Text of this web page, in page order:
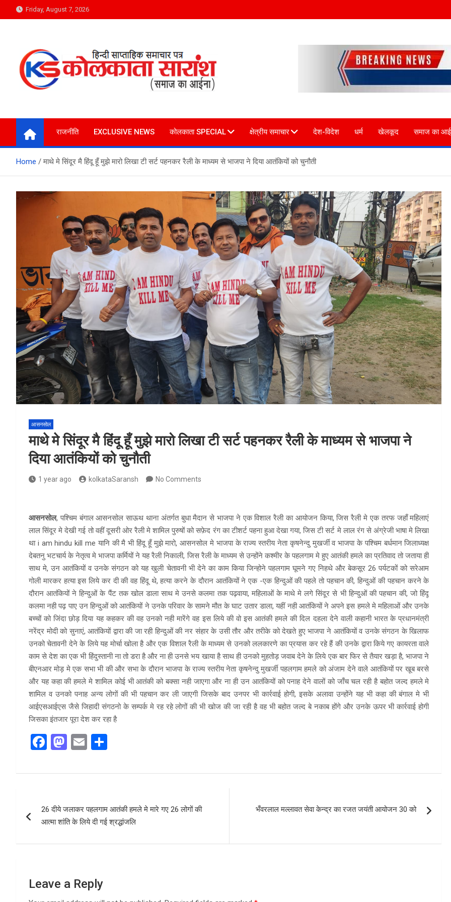
to
Friday, August 7, 2026
Kolkata Saransh News
राजनीति EXCLUSIVE NEWS कोलकाता SPECIAL क्षेत्रीय समाचार देश-विदेश धर्म खेलकूद समाज का
Home माथे मे सिंदूर मै हिंदू हूँ मुझे मारो लिखा टी सर्ट पहनकर रैली के माध्यम से भाजपा ने दिया आतंकियों को चुनौती
आसनसोल
माथे मे सिंदूर मै हिंदू हूँ मुझे मारो लिखा टी सर्ट पहनकर रैली के माध्यम से भाजपा ने
दिया आतंकियों को चुनौती
1 year ago kolkataSaransh No Comments
आसनसोल, पश्चिम बंगाल आसनसोल साऊथ थाना अंतर्गत बुधा मैदान से भाजपा ने एक विशाल रैली का आयोजन किया, जिस रैली मे एक तरफ जहाँ महिलाएं
लाल सिंदूर मे देखी गई तो वहीं दूसरी ओर रैली मे शामिल पुरुषों को सफ़ेद रंग का टीशर्ट पहना हुआ देखा गया, जिस टी सर्ट मे लाल रंग से अंग्रेजी भाषा मे लिखा
था i am hindu kill me यानि की मै भी हिंदू हूँ मुझे मारो, आसनसोल मे भाजपा के राज्य स्तरीय नेता कृषनेन्दु मुखर्जी व भाजपा के पश्चिम बर्धमान जिलाध्यक्ष
देबतनु भटचार्य के नेतृत्व मे भाजपा कर्मियों ने यह रैली निकाली, जिस रैली के माध्यम से उन्होंने कश्मीर के पहलगाम मे हुए आतंकी हमले का प्रतिवाद तो जताया ही
साथ मे, उन आतंकियों व उनके संगठन को यह खुली चेतावनी भी देने का काम किया जिन्होने पहलगाम घूमने गए निहथे और बेकसूर 26 पर्यटकों को सरेआम
गोली मारकर हत्या इस लिये कर दी की वह हिंदू थे, हत्या करने के दौरान आतंकियों ने एक -एक हिन्दुओं की पहले तो पहचान की, हिन्दुओं की पहचान करने के
दौरान आतंकियों ने हिन्दुओं के पैंट तक खोल डाला साथ मे उनसे कलमा तक पढ़वाया, महिलाओं के माथे मे लगे सिंदूर से भी हिन्दुओं की पहचान की, जो हिंदू
कलमा नही पढ़ पाए उन हिन्दुओं को आतंकियों ने उनके परिवार के सामने मौत के घाट उतार डाला, यहीं नही आतंकियों ने अपने इस हमले मे महिलाओं और उनके
बच्चों को जिंदा छोड़ दिया यह कहकर की वह उनको नही मारेंगे वह इस लिये की वो इस आतंकी हमले की दिल दहला देने वाली कहानी भारत के प्रधानमंत्री
नरेंद्र मोदी को सुनाएं, आतंकियों द्वारा की जा रही हिन्दुओं की नर संहार के उसी तौर और तरीके को देखते हुए भाजपा ने आतंकियों व उनके संगठन के खिलाफ
उनको चेतावनी देने के लिये यह मोर्चा खोला है और एक विशाल रैली के माध्यम से उनको ललकारणे का प्रयास कर रहे हैं की उनके द्वारा किये गए कायरता वाले
काम से देश का एक भी हिंदुस्तानी ना तो डरा है और ना ही उनसे भय खाया है साथ ही उनको मुहतोड़ जवाब देने के लिये एक बार फिर से तैयार खड़ा है, भाजपा ने
बीएनआर मोड़ मे एक सभा भी की और सभा के दौरान भाजपा के राज्य स्तरीय नेता कृषनेन्दु मुखर्जी पहलगाम हमले को अंजाम देने वाले आतंकियों पर खूब बरसे
और यह कहा की हमले मे शामिल कोई भी आतंकी को बक्सा नही जाएगा और ना ही उन आतंकियों को पनाह देने वालों को जाँच चल रही है बहोत जल्द हमले मे
शामिल व उनको पनाह अन्य लोगों की भी पहचान कर ली जाएगी जिसके बाद उनपर भी कार्रवाई होगी, इसके अलावा उन्होंने यह भी कहा की बंगाल मे भी
आईएसआईएस जैसे जिहादी संगठनो के सम्पर्क मे रह रहे लोगों की भी खोज की जा रही है वह भी बहोत जल्द बे नकाब होंगे और उनके ऊपर भी कार्रवाई होगी
जिसका इंतजार पूरा देश कर रहा है
F
ce
o
o
k
M
st
d
o
n
E
ail ar
navigation
26 दीये जलाकर पहलगाम आतंकी हमले मे मारे गए 26 लोगों की
आत्मा शांति के लिये दी गई श्रद्धांजलि
भँवरलाल मल्लावत सेवा केन्द्र का रजत जयंती आयोजन 30 को
Leave a Reply